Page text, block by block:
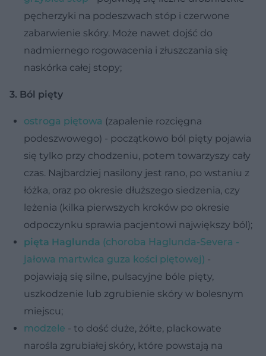
pęcherzyki na podeszwach stóp i czerwone
zabarwienie skóry. Może nawet dojść do
nadmiernego rogowacenia i złuszczania się
naskórka całej stopy;
3. Ból pięty
ostroga piętowa (zapalenie rozcięgna
podeszwowego) - początkowo ból pięty pojawia
się tylko przy chodzeniu, potem towarzyszy cały
czas. Najbardziej nasilony jest rano, po wstaniu z
łóżka, oraz po okresie dłuższego siedzenia, czy
leżenia (kilka pierwszych kroków po okresie
odpoczynku sprawia pacjentowi największy ból);
pięta Haglunda (choroba Haglunda-Severa -
jałowa martwica guza kości piętowej) -
pojawiają się silne, pulsacyjne bóle pięty,
uszkodzenie lub zgrubienie skóry w bolesnym
miejscu;
modzele - to dość duże, żółte, plackowate
narośla zgrubiałej skóry, które powstają na